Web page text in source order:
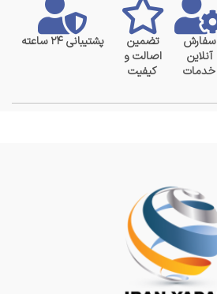
سفارش
آنلاین
خدمات
تضمین
اصالت و
کیفیت
پشتیبانی ۲۴ ساعته